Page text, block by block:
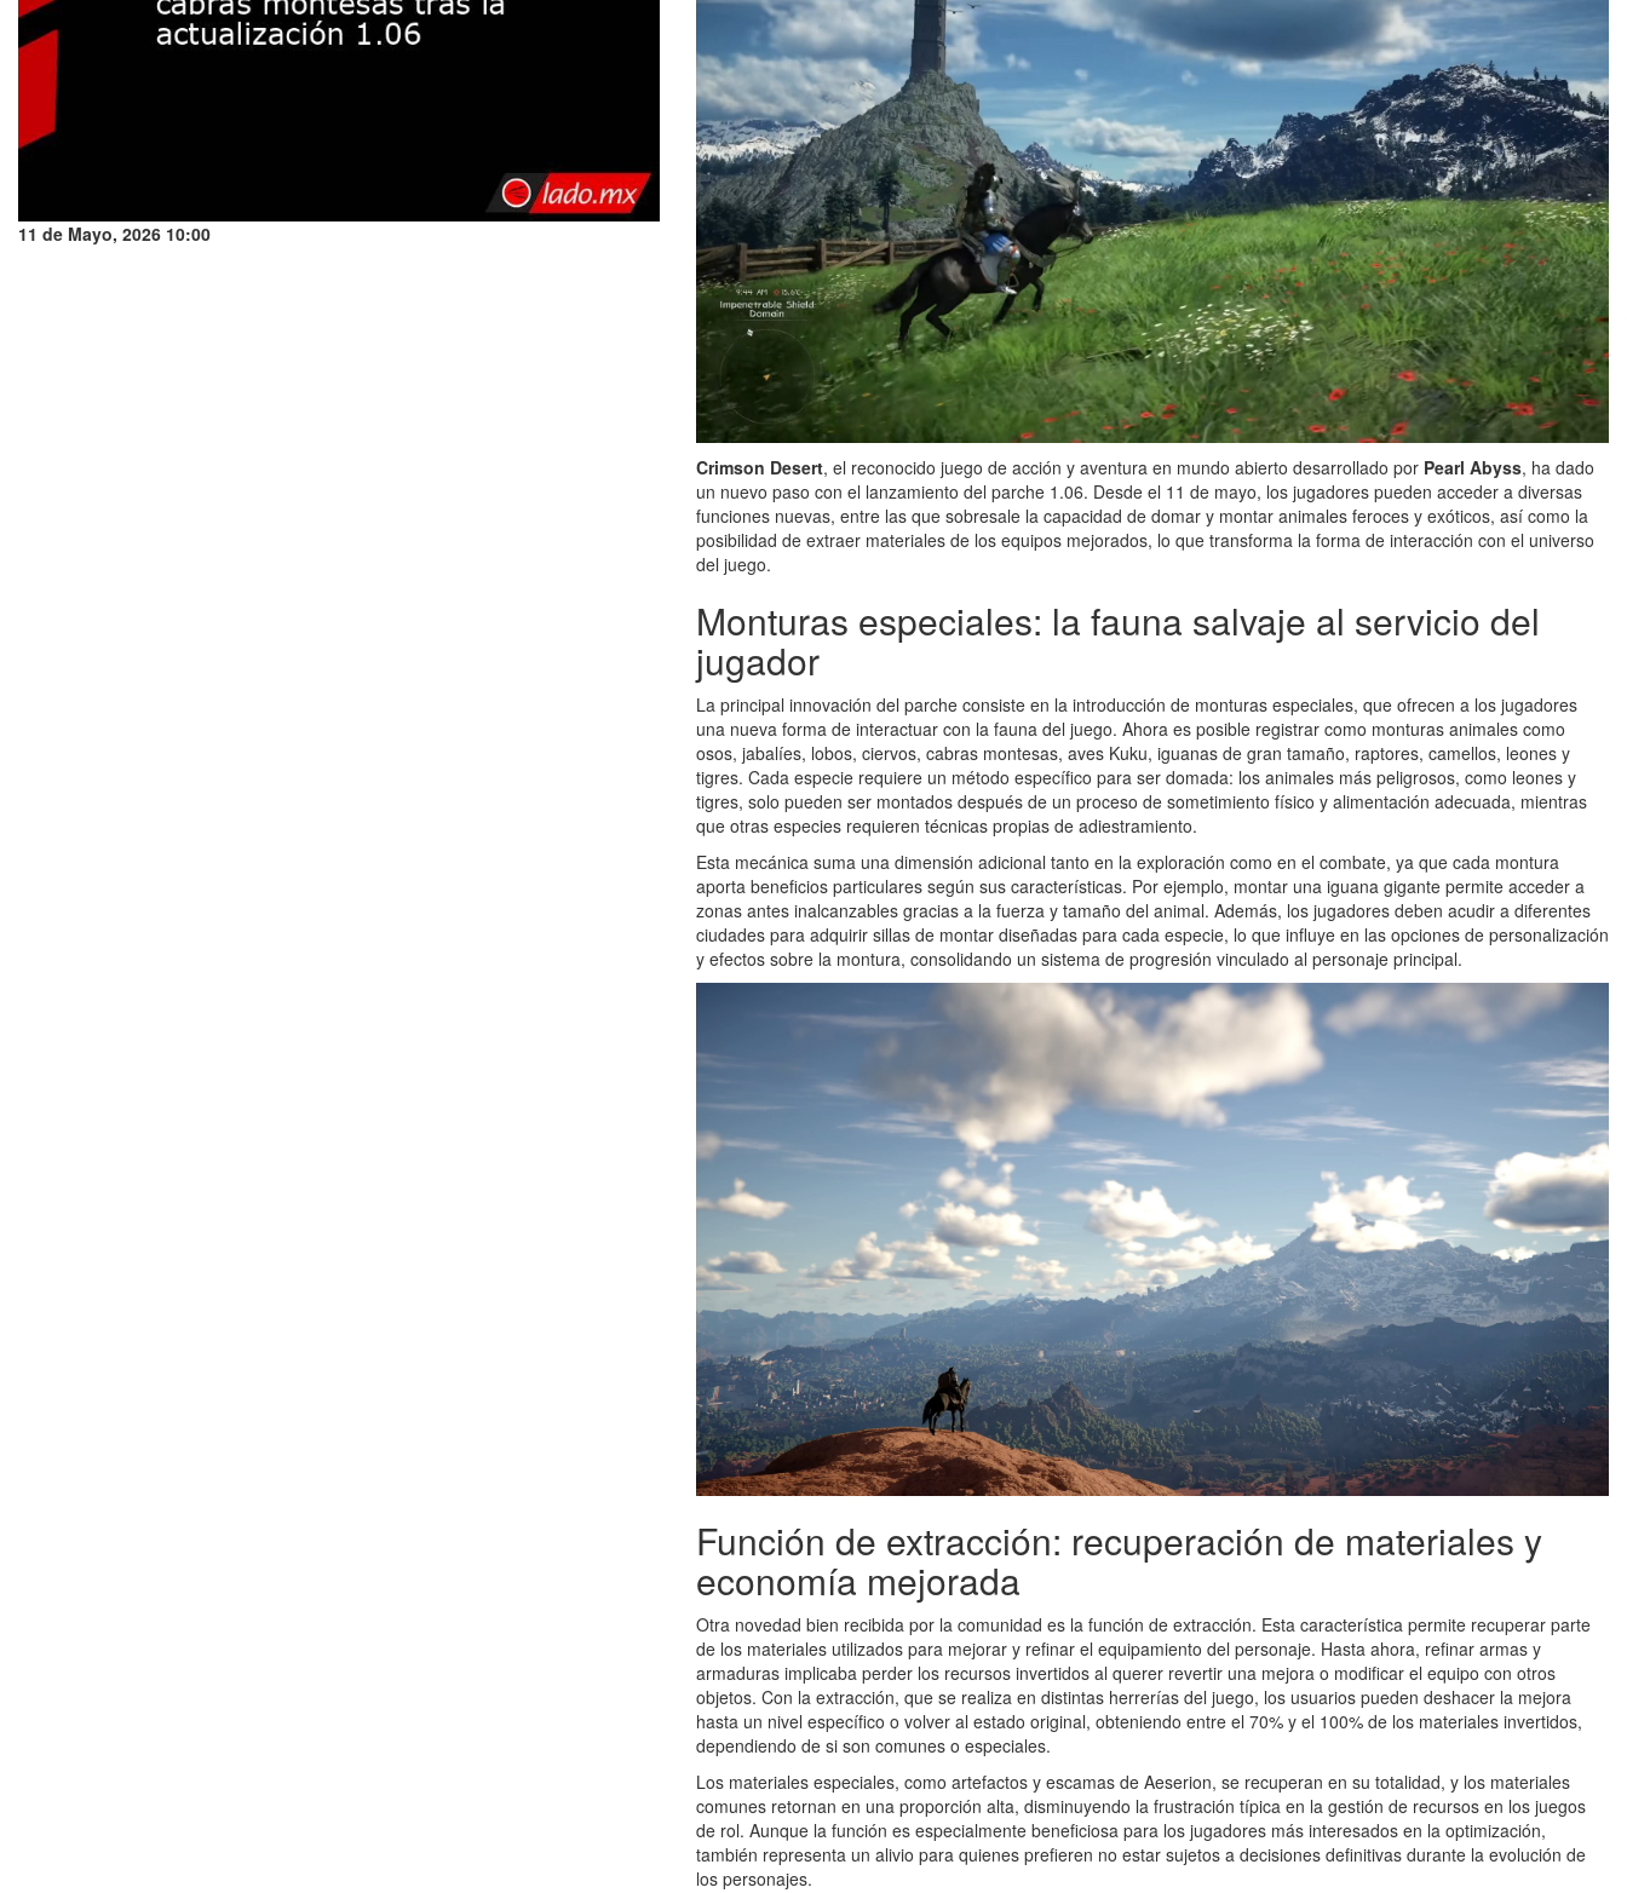
11 de Mayo, 2026 10:00
Crimson Desert, el reconocido juego de acción y aventura en mundo abierto desarrollado por Pearl Abyss, ha dado
un nuevo paso con el lanzamiento del parche 1.06. Desde el 11 de mayo, los jugadores pueden acceder a diversas
funciones nuevas, entre las que sobresale la capacidad de domar y montar animales feroces y exóticos, así como la
posibilidad de extraer materiales de los equipos mejorados, lo que transforma la forma de interacción con el universo
del juego.
Monturas especiales: la fauna salvaje al servicio del
jugador
La principal innovación del parche consiste en la introducción de monturas especiales, que ofrecen a los jugadores
una nueva forma de interactuar con la fauna del juego. Ahora es posible registrar como monturas animales como
osos, jabalíes, lobos, ciervos, cabras montesas, aves Kuku, iguanas de gran tamaño, raptores, camellos, leones y
tigres. Cada especie requiere un método específico para ser domada: los animales más peligrosos, como leones y
tigres, solo pueden ser montados después de un proceso de sometimiento físico y alimentación adecuada, mientras
que otras especies requieren técnicas propias de adiestramiento.
Esta mecánica suma una dimensión adicional tanto en la exploración como en el combate, ya que cada montura
aporta beneficios particulares según sus características. Por ejemplo, montar una iguana gigante permite acceder a
zonas antes inalcanzables gracias a la fuerza y tamaño del animal. Además, los jugadores deben acudir a diferentes
ciudades para adquirir sillas de montar diseñadas para cada especie, lo que influye en las opciones de personalización
y efectos sobre la montura, consolidando un sistema de progresión vinculado al personaje principal.
Función de extracción: recuperación de materiales y
economía mejorada
Otra novedad bien recibida por la comunidad es la función de extracción. Esta característica permite recuperar parte
de los materiales utilizados para mejorar y refinar el equipamiento del personaje. Hasta ahora, refinar armas y
armaduras implicaba perder los recursos invertidos al querer revertir una mejora o modificar el equipo con otros
objetos. Con la extracción, que se realiza en distintas herrerías del juego, los usuarios pueden deshacer la mejora
hasta un nivel específico o volver al estado original, obteniendo entre el 70% y el 100% de los materiales invertidos,
dependiendo de si son comunes o especiales.
Los materiales especiales, como artefactos y escamas de Aeserion, se recuperan en su totalidad, y los materiales
comunes retornan en una proporción alta, disminuyendo la frustración típica en la gestión de recursos en los juegos
de rol. Aunque la función es especialmente beneficiosa para los jugadores más interesados en la optimización,
también representa un alivio para quienes prefieren no estar sujetos a decisiones definitivas durante la evolución de
los personajes.